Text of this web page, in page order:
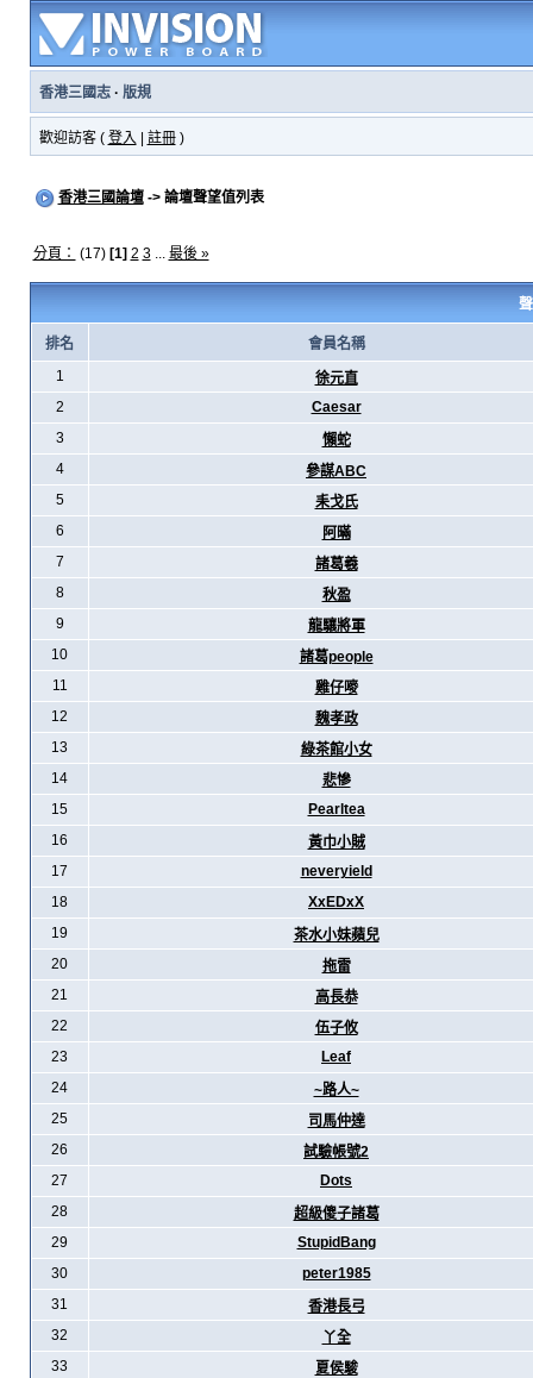
香港三國志· 版規
歡迎訪客 ( 登入 註冊)
香港三國論壇-> 論壇聲望值列表
分頁： (17) [1] 2 3... 最後 »
排名
會員名稱
1
徐元直
2
Caesar
3
懶蛇
4
參謀ABC
5
耒戈氏
6
阿暪
7
諸葛羲
8
秋盈
9
龍驤將軍
10
諸葛people
11
雞仔嘜
12
魏孝政
13
綠茶館小女
14
悲慘
15
Pearltea
16
黃巾小賊
17
neveryield
18
XxEDxX
19
茶水小妹蘋兒
20
拖雷
21
高長恭
22
伍子攸
23
Leaf
24
~路人~
25
司馬仲達
26
試驗帳號2
27
Dots
28
超級傻子諸葛
29
StupidBang
30
peter1985
31
香港長弓
32
丫全
33
夏侯駿